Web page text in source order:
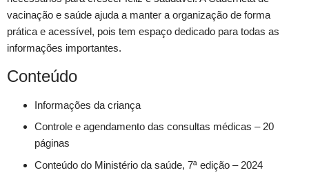
vacinação e saúde ajuda a manter a organização de forma
prática e acessível, pois tem espaço dedicado para todas as
informações importantes.
Conteúdo
Informações da criança
Controle e agendamento das consultas médicas – 20
páginas
Conteúdo do Ministério da saúde, 7ª edição – 2024